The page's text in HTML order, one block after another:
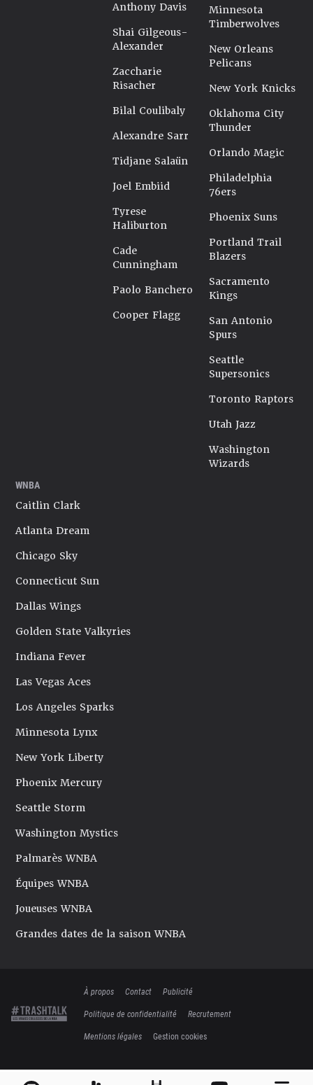
Anthony Davis
Shai Gilgeous-
Alexander
Zaccharie
Risacher
Bilal Coulibaly
Alexandre Sarr
Tidjane Salaün
Joel Embiid
Tyrese
Haliburton
Cade
Cunningham
Paolo Banchero
Cooper Flagg
Minnesota
Timberwolves
New Orleans
Pelicans
New York Knicks
Oklahoma City
Thunder
Orlando Magic
Philadelphia
76ers
Phoenix Suns
Portland Trail
Blazers
Sacramento
Kings
San Antonio
Spurs
Seattle
Supersonics
Toronto Raptors
Utah Jazz
Washington
Wizards
WNBA
Caitlin Clark
Atlanta Dream
Chicago Sky
Connecticut Sun
Dallas Wings
Golden State Valkyries
Indiana Fever
Las Vegas Aces
Los Angeles Sparks
Minnesota Lynx
New York Liberty
Phoenix Mercury
Seattle Storm
Washington Mystics
Palmarès WNBA
Équipes WNBA
Joueuses WNBA
Grandes dates de la saison WNBA
À propos Contact
Publicité
Politique de confidentialité
Recrutement
Mentions légales
Gestion cookies